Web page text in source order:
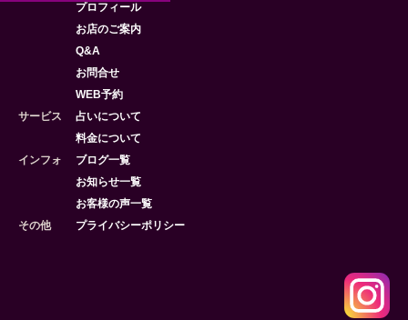
プロフィール
お店のご案内
Q&A
お問合せ
WEB予約
サービス
占いについて
料金について
インフォ
ブログ一覧
お知らせ一覧
お客様の声一覧
その他
プライバシーポリシー